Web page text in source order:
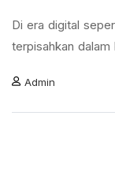
Di era digital
terpisahkan
Admin